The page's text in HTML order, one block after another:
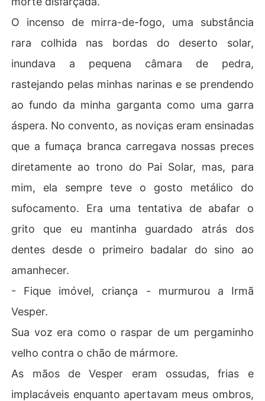
Sopro Final. Ele não quer apenas derrotá-la, ele quer tr
ansformá-la na Oitava Torre, usando sua luz para escra
Das florestas de Valverde às profundezas das Bibliotec
as de Pedra, "A Noiva da Alvorada e o Lobo de Prata" é
o relato definitivo de uma aliança forjada no sangue e
no amor. Uma história sobre como a esperança pode se
r mais dura que o aço e como, mesmo na noite mais prof
unda, dois corações podem tecer o destino de todo um
universo.
O incenso de mirra-de-fogo, uma substância
rara colhida nas bordas do deserto solar,
inundava a pequena câmara de pedra,
rastejando pelas minhas narinas e se prendendo
ao fundo da minha garganta como uma garra
áspera. No convento, as noviças eram ensinadas
que a fumaça branca carregava nossas preces
diretamente ao trono do Pai Solar, mas, para
mim, ela sempre teve o gosto metálico do
sufocamento. Era uma tentativa de abafar o
grito que eu mantinha guardado atrás dos
dentes desde o primeiro badalar do sino ao
amanhecer.
- Fique imóvel, criança - murmurou a Irmã
Vesper.
Sua voz era como o raspar de um pergaminho
velho contra o chão de mármore.
As mãos de Vesper eram ossudas, frias e
implacáveis enquanto apertavam meus ombros,